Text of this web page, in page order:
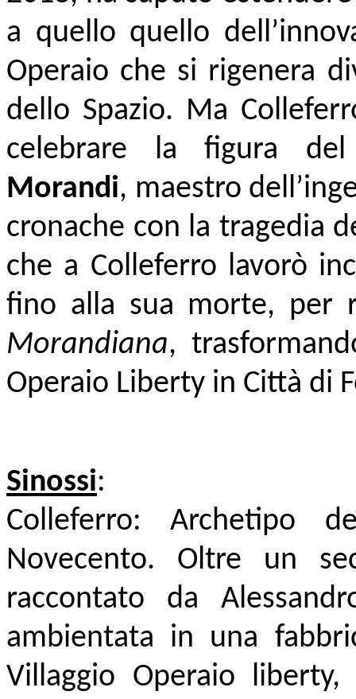
a quello quello
Operaio che si rigenera
dello Spazio. Ma
celebrare la figura
Morandi, maestro
cronache con la tragedia
che a Colleferro lavorò
fino alla sua morte, per
Morandiana,
Operaio Liberty in Città di
Sinossi:
Colleferro: Archetipo
Novecento. Oltre un
raccontato da
ambientata in una
Villaggio Operaio